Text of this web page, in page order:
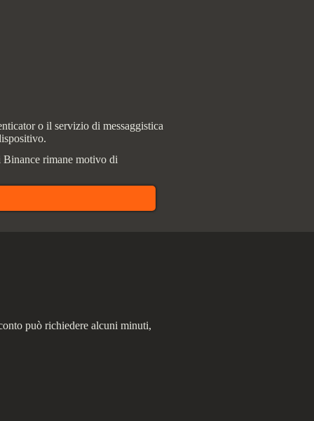
o il servizio di messaggistica
Binance rimane motivo di
può richiedere alcuni minuti,